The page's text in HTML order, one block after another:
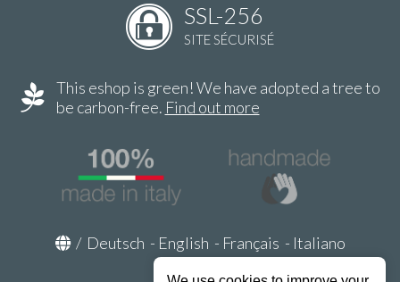
SSL-256
SITE SÉCURISÉ
This eshop is green! We have adopted a tree to
be carbon-free. Find out more
/ Deutsch - English - Français - Italiano